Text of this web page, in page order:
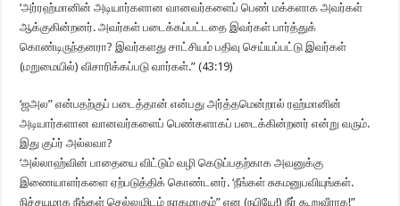
‘அர்ரஹ்மானின் அடியார்களான வானவர்களைப் பெண் மக்களாக அவர்கள்
ஆக்குகின்றனர். அவர்கள் படைக்கப்பட்டதை இவர்கள் பார்த்துக்
கொண்டிருந்தனரா? இவர்களது சாட்சியம் பதிவு செய்யப்பட்டு இவர்கள்
(மறுமையில்) விசாரிக்கப்படு வார்கள்.” (43:19)
‘ஜஅல” என்பதற்குப் படைத்தான் என்பது அர்த்தமென்றால் ரஹ்மானின்
அடியார்களான வானவர்களைப் பெண்களாகப் படைக்கின்றனர் என்று வரும்.
இது குப்ர் அல்லவா?
‘அல்லாஹ்வின் பாதையை விட்டும் வழி கெடுப்பதற்காக அவனுக்கு
இணையாளர்களை ஏற்படுத்திக் கொண்டனர். ‘நீங்கள் சுகமனுபவியுங்கள்.
நிச்சயமாக நீங்கள் செல்லுமிடம் நரகமாகும்” என (நபியே!) நீர் கூறுவீராக!”